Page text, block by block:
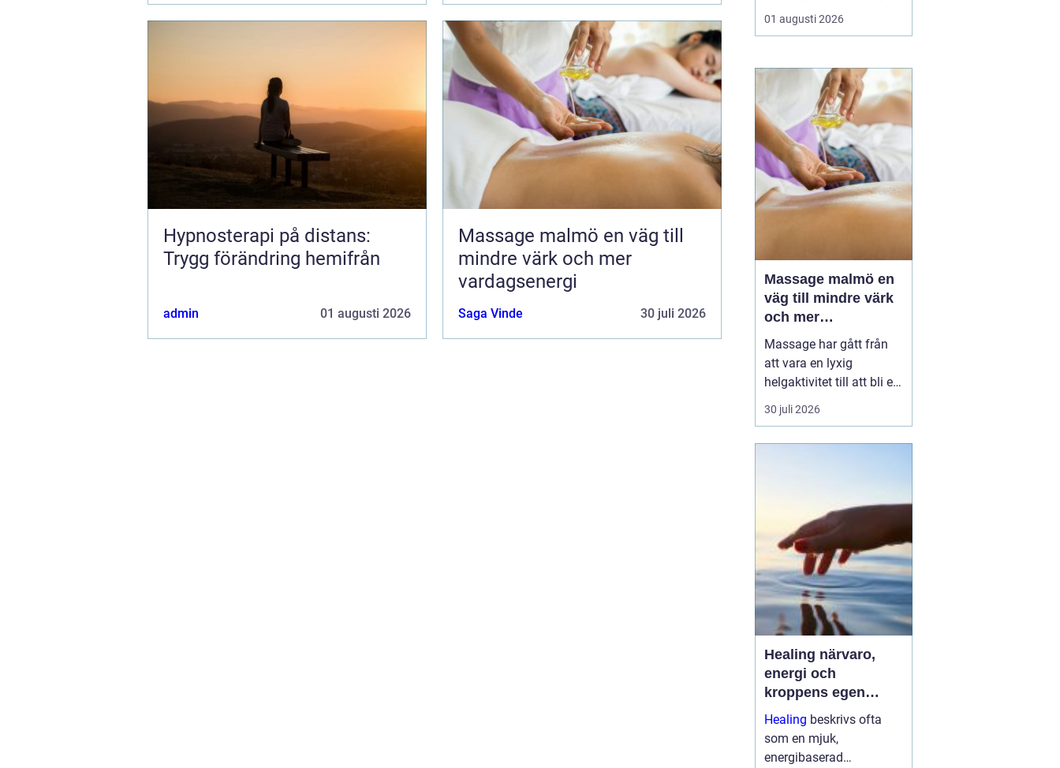
Hypnosterapi på distans:
Trygg förändring hemifrån
admin 01 augusti 2026
Massage malmö en väg till
mindre värk och mer
vardagsenergi
Saga Vinde 30 juli 2026
som vill arbeta med
personlig utveckling
fysisk mottagning.
Genom säkra
videosamtal kan klient
och terapeut mötas
oavsett var i l...
01 augusti 2026
Massage malmö en
väg till mindre värk
och mer
vardagsenergi
Massage har gått från
att vara en lyxig
helgaktivitet till att bli en
naturlig del av många
människors vardag. Fler
som Malmö, där tempot
är högt och många
kombinerar sti...
30 juli 2026
Healing närvaro,
energi och
kroppens egen
förmåga att läka
Healing beskrivs ofta
som en mjuk,
energibaserad